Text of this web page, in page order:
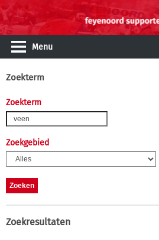
Menu
Zoekterm
Zoekterm
Zoekgebied
Zoekresultaten